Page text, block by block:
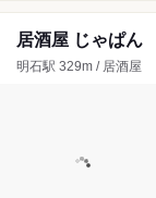
居酒屋 じゃぱん
明石駅 329m / 居酒屋